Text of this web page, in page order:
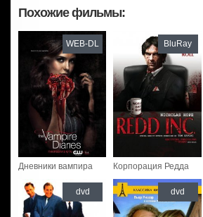
Похожие фильмы:
Дневники вампира
WEB-DL
Корпорация Редда
BluRay
dvd dvd